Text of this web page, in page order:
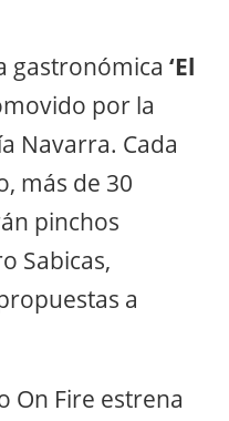
gastronómica ‘El
por la
Navarra. Cada
más de 30
pinchos
Sabicas,
a
On Fire estrena